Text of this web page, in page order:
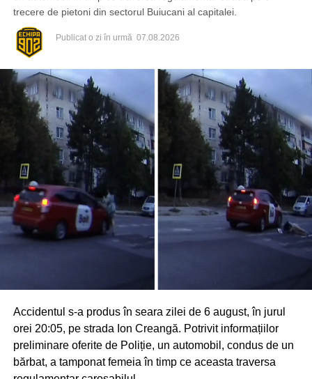
trecere de pietoni din sectorul Buiucani al capitalei.
Publicat o zi în urmă 07.08.2026
Accidentul s-a produs în seara zilei de 6 august, în jurul
orei 20:05, pe strada Ion Creangă. Potrivit informațiilor
preliminare oferite de Poliție, un automobil, condus de un
bărbat, a tamponat femeia în timp ce aceasta traversa